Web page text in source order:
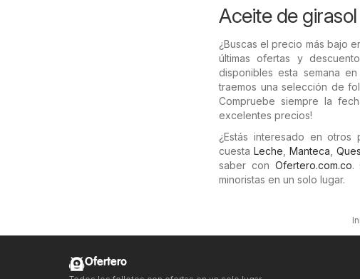
Aceite de girasol
¿Buscas el precio más bajo
últimas ofertas y
disponibles esta semana
traemos una selección de
Compruebe siempre la
excelentes precios!
¿Estás interesado en
cuesta Leche, Manteca,
saber con Ofertero.com.co.
minoristas en un solo lugar.
Ofertero